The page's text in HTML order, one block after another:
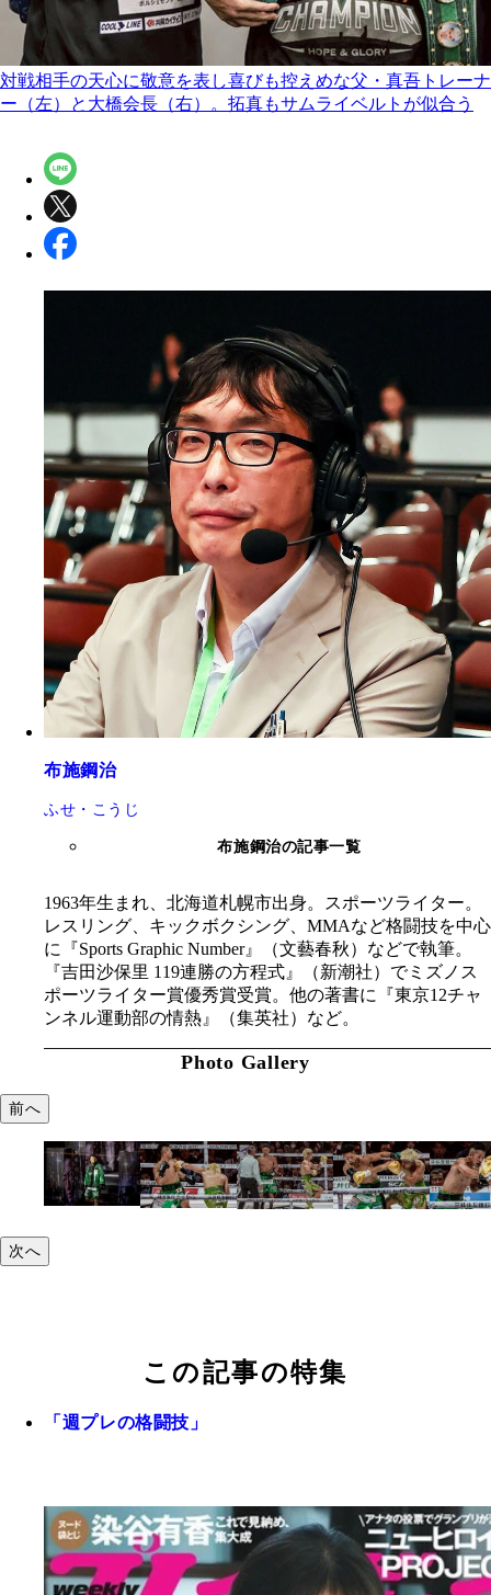
対戦相手の天心に敬意を表し喜びも控えめな父・真吾トレーナ
ー（左）と大橋会長（右）。拓真もサムライベルトが似合う
布施鋼治
ふせ・こうじ
布施鋼治の記事一覧
1963年生まれ、北海道札幌市出身。スポーツライター。
レスリング、キックボクシング、MMAなど格闘技を中心
に『Sports Graphic Number』（文藝春秋）などで執筆。
『吉田沙保里 119連勝の方程式』（新潮社）でミズノス
ポーツライター賞優秀賞受賞。他の著書に『東京12チャ
ンネル運動部の情熱』（集英社）など。
Photo Gallery
前へ
次へ
この記事の特集
「週プレの格闘技」